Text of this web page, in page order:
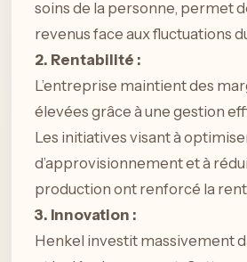
soins de la personne, permet
revenus face aux fluctuations
2. Rentabilité :
L’entreprise maintient des
élevées grâce à une gestion
Les initiatives visant à
d’approvisionnement et à
production ont renforcé la
3. Innovation :
Henkel investit massivement